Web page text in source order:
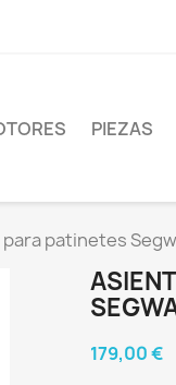
PIEZAS
patinetes
179,00 €